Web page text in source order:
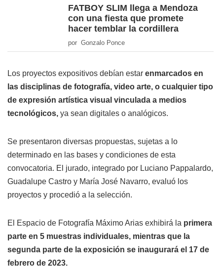
FATBOY SLIM llega a Mendoza
con una fiesta que promete
hacer temblar la cordillera
por Gonzalo Ponce
Los proyectos expositivos debían estar enmarcados en
las disciplinas de fotografía, video arte, o cualquier tipo
de expresión artística visual vinculada a medios
tecnológicos, ya sean digitales o analógicos.
Se presentaron diversas propuestas, sujetas a lo
determinado en las bases y condiciones de esta
convocatoria. El jurado, integrado por Luciano Pappalardo,
Guadalupe Castro y María José Navarro, evaluó los
proyectos y procedió a la selección.
El Espacio de Fotografía Máximo Arias exhibirá la primera
parte en 5 muestras individuales, mientras que la
segunda parte de la exposición se inaugurará el 17 de
febrero de 2023.